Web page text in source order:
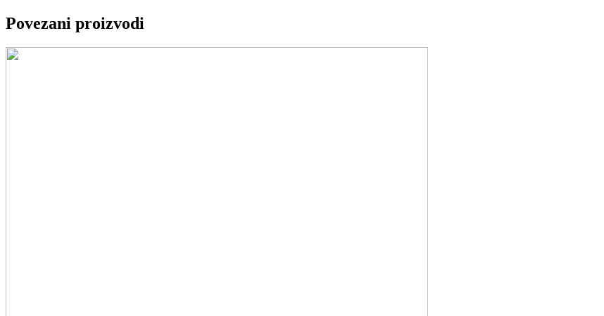
Povezani proizvodi